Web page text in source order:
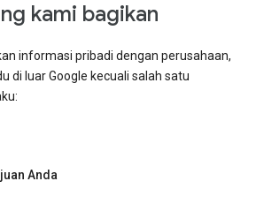
kami bagikan
informasi pribadi dengan perusahaan,
di luar Google kecuali salah satu
Anda